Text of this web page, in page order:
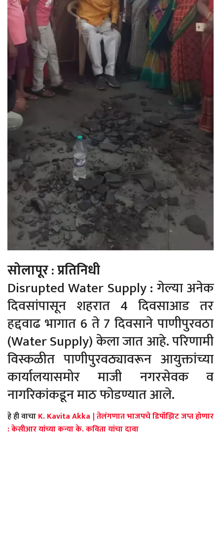
सोलापूर : प्रतिनिधी
Disrupted Water Supply : गेल्या अनेक
दिवसांपासून शहरात 4 दिवसाआड तर
हद्दवाढ भागात 6 ते 7 दिवसाने पाणीपुरवठा
(Water Supply) केला जात आहे. परिणामी
विस्कळीत पाणीपुरवठ्यावरून आयुक्तांच्या
कार्यालयासमोर माजी नगरसेवक व
नागरिकांकडून माठ फोडण्यात आले.
हे ही वाचाK. Kavita Akka | तेलंगणात भाजपचे डिपॉझिट जप्त होणार
: केसीआर यांच्या कन्या के. कविता यांचा दावा